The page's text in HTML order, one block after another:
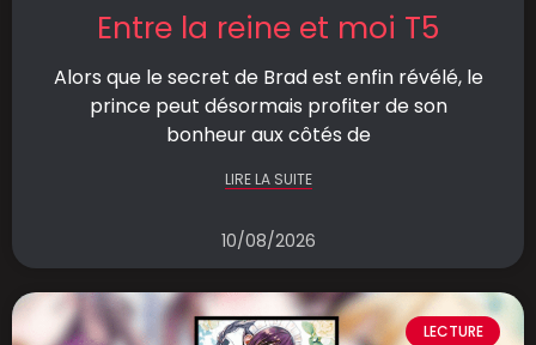
Entre la reine et moi T5
Alors que le secret de Brad est enfin révélé, le
prince peut désormais profiter de son
bonheur aux côtés de
LIRE LA SUITE
10/08/2026
LECTURE